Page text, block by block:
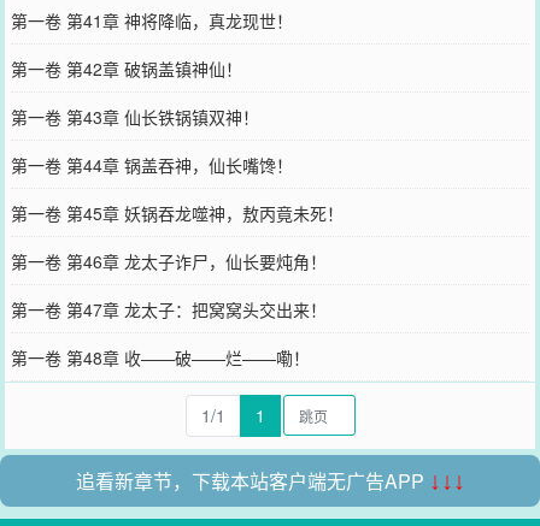
第一卷 第41章 神将降临，真龙现世！
第一卷 第42章 破锅盖镇神仙！
第一卷 第43章 仙长铁锅镇双神！
第一卷 第44章 锅盖吞神，仙长嘴馋！
第一卷 第45章 妖锅吞龙噬神，敖丙竟未死！
第一卷 第46章 龙太子诈尸，仙长要炖角！
第一卷 第47章 龙太子：把窝窝头交出来！
第一卷 第48章 收——破——烂——嘞！
1/1 1
追看新章节，下载本站客户端无广告APP ↓↓↓